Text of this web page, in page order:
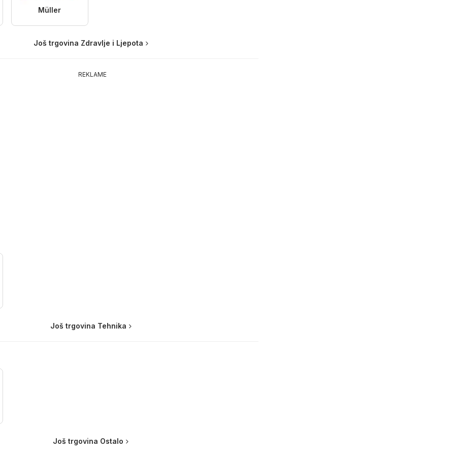
Müller
Još trgovina Zdravlje i Ljepota
REKLAME
Još trgovina Tehnika
Još trgovina Ostalo